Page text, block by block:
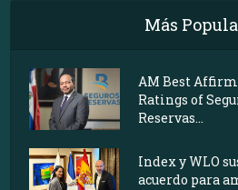
Más
AM Best
Ratings of
Reservas...
Index y WLO
acuerdo para